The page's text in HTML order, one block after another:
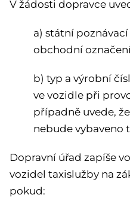
V žádosti dopravce
a) státní
obchodní
b) typ a výrobní
ve vozidle při
případně uvede,
nebude vybaveno
Dopravní úřad zapíše
vozidel taxislužby na
pokud: